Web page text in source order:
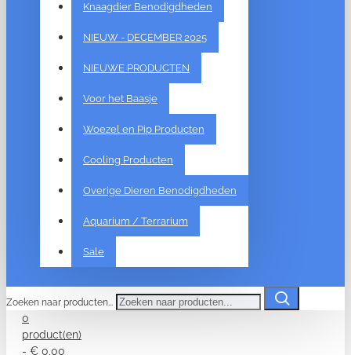
Knaagdier Benodigdheden
NIEUW - DECEMBER 2025
NIEUWE PRODUCTEN
Voor het Baasje
Woezel en Pip Producten
Cooling Producten
Overige Dieren Benodigdheden
Aquarium / Terrarium
Sale
Zoeken naar producten...
0
product(en)
- € 0,00